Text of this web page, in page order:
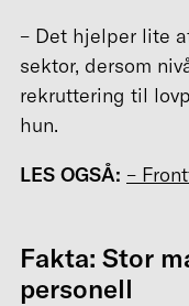
– Det hjelper lite
sektor, dersom
rekruttering til
hun.
LES OGSÅ: –
Fakta: Stor
personell